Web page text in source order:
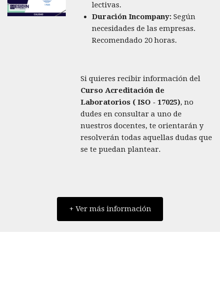
lectivas.
Duración Incompany:Según
necesidades de las empresas.
Recomendado 20 horas.
Si quieres recibir información del
Curso Acreditación de
Laboratorios ( ISO - 17025), no
dudes en consultar a uno de
nuestros docentes, te orientarán y
resolverán todas aquellas dudas que
se te puedan plantear.
+ Ver más información